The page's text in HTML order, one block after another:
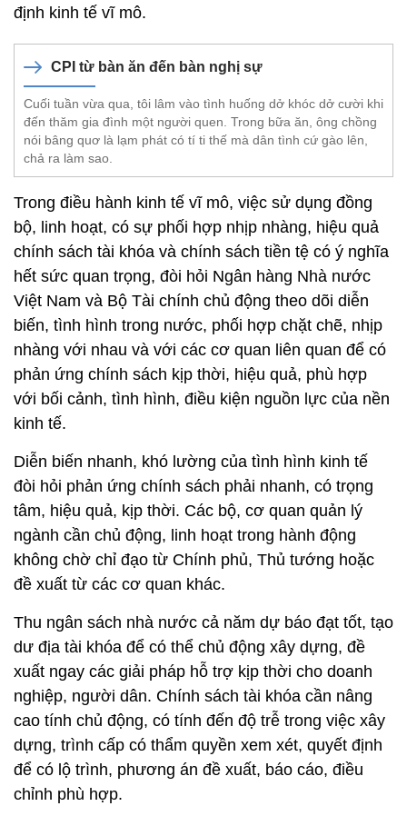
định kinh tế vĩ mô.
CPI từ bàn ăn đến bàn nghị sự
Cuối tuần vừa qua, tôi lâm vào tình huống dở khóc dở cười khi
đến thăm gia đình một người quen. Trong bữa ăn, ông chồng
nói bâng quơ là lạm phát có tí ti thế mà dân tình cứ gào lên,
chả ra làm sao.
Trong điều hành kinh tế vĩ mô, việc sử dụng đồng
bộ, linh hoạt, có sự phối hợp nhịp nhàng, hiệu quả
chính sách tài khóa và chính sách tiền tệ có ý nghĩa
hết sức quan trọng, đòi hỏi Ngân hàng Nhà nước
Việt Nam và Bộ Tài chính chủ động theo dõi diễn
biến, tình hình trong nước, phối hợp chặt chẽ, nhịp
nhàng với nhau và với các cơ quan liên quan để có
phản ứng chính sách kịp thời, hiệu quả, phù hợp
với bối cảnh, tình hình, điều kiện nguồn lực của nền
kinh tế.
Diễn biến nhanh, khó lường của tình hình kinh tế
đòi hỏi phản ứng chính sách phải nhanh, có trọng
tâm, hiệu quả, kịp thời. Các bộ, cơ quan quản lý
ngành cần chủ động, linh hoạt trong hành động
không chờ chỉ đạo từ Chính phủ, Thủ tướng hoặc
đề xuất từ các cơ quan khác.
Thu ngân sách nhà nước cả năm dự báo đạt tốt, tạo
dư địa tài khóa để có thể chủ động xây dựng, đề
xuất ngay các giải pháp hỗ trợ kịp thời cho doanh
nghiệp, người dân. Chính sách tài khóa cần nâng
cao tính chủ động, có tính đến độ trễ trong việc xây
dựng, trình cấp có thẩm quyền xem xét, quyết định
để có lộ trình, phương án đề xuất, báo cáo, điều
chỉnh phù hợp.